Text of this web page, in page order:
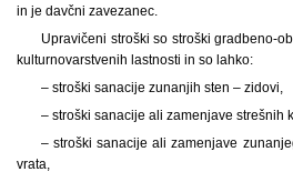
in je davčni zavezanec.
Upravičeni stroški so stroški gradbeno-
kulturnovarstvenih lastnosti in so lahko:
– stroški sanacije zunanjih sten – zidovi,
– stroški sanacije ali zamenjave strešnih
– stroški sanacije ali zamenjave
vrata,